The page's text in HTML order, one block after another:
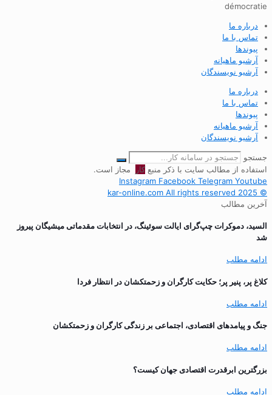
démocratie
درباره ما
تماس با ما
پیوندها
آرشیو ماهیانه
آرشیو نویسندگان
درباره ما
تماس با ما
پیوندها
آرشیو ماهیانه
آرشیو نویسندگان
جستجو
استفاده از مطالب سایت با ذکر منبعکار
مجاز است.
Instagram Facebook Telegram Youtube
© 2025 kar-online.com All rights reserved
آخرین مطالب
السید، دموکرات چپ‌گرای ایالت سوئینگ، در انتخابات مقدماتی میشیگان پیروز
شد
ادامه مطلب
کلاغ پر، پنیر پر؛ حکایت کارگران و زحمتکشان در انتظار فردا
ادامه مطلب
جنگ و پیامدهای اقتصادی، اجتماعی بر زندگی کارگران و زحمتکشان
ادامه مطلب
بزرگترین ابرقدرت اقتصادی جهان کیست؟
ادامه مطلب